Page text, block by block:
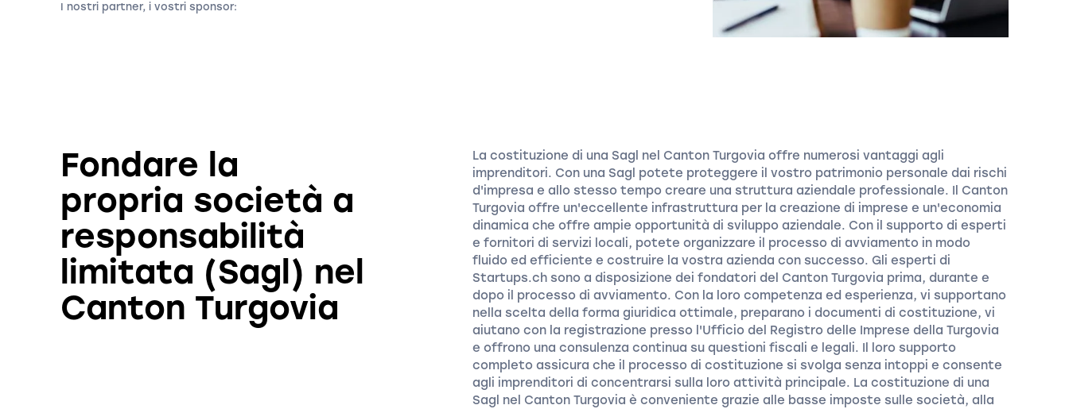
I nostri partner, i vostri sponsor:
Fondare la
propria società a
responsabilità
limitata (Sagl) nel
Canton Turgovia
La costituzione di una Sagl nel Canton Turgovia offre numerosi vantaggi agli
imprenditori. Con una Sagl potete proteggere il vostro patrimonio personale dai rischi
d'impresa e allo stesso tempo creare una struttura aziendale professionale. Il Canton
Turgovia offre un'eccellente infrastruttura per la creazione di imprese e un'economia
dinamica che offre ampie opportunità di sviluppo aziendale. Con il supporto di esperti
e fornitori di servizi locali, potete organizzare il processo di avviamento in modo
fluido ed efficiente e costruire la vostra azienda con successo. Gli esperti di
Startups.ch sono a disposizione dei fondatori del Canton Turgovia prima, durante e
dopo il processo di avviamento. Con la loro competenza ed esperienza, vi supportano
nella scelta della forma giuridica ottimale, preparano i documenti di costituzione, vi
aiutano con la registrazione presso l'Ufficio del Registro delle Imprese della Turgovia
e offrono una consulenza continua su questioni fiscali e legali. Il loro supporto
completo assicura che il processo di costituzione si svolga senza intoppi e consente
agli imprenditori di concentrarsi sulla loro attività principale. La costituzione di una
Sagl nel Canton Turgovia è conveniente grazie alle basse imposte sulle società, alla